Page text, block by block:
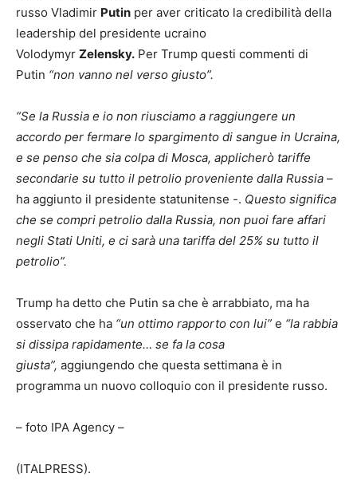
russo Vladimir Putin per aver criticato la credibilità della
leadership del presidente ucraino
Volodymyr Zelensky. Per Trump questi commenti di
Putin “non vanno nel verso giusto”.
“Se la Russia e io non riusciamo a raggiungere un
accordo per fermare lo spargimento di sangue in Ucraina,
e se penso che sia colpa di Mosca, applicherò tariffe
secondarie su tutto il petrolio proveniente dalla Russia –
ha aggiunto il presidente statunitense -. Questo significa
che se compri petrolio dalla Russia, non puoi fare affari
negli Stati Uniti, e ci sarà una tariffa del 25% su tutto il
petrolio”.
Trump ha detto che Putin sa che è arrabbiato, ma ha
osservato che ha “un ottimo rapporto con lui” e “la rabbia
si dissipa rapidamente… se fa la cosa
giusta”, aggiungendo che questa settimana è in
programma un nuovo colloquio con il presidente russo.
– foto IPA Agency –
(ITALPRESS).